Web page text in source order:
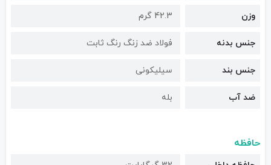
وزن 42.3 گرم
جنس بدنه فولاد ضد زنگ رنگ ثابت
جنس بند سیلیکونی
ضد آب بله
حافظه